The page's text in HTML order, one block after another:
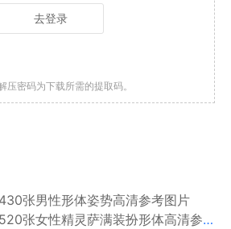
去登录
压密码为下载所需的提取码。
430张男性形体姿势高清参考图片
张女性精灵萨满装扮形体高清参考图片